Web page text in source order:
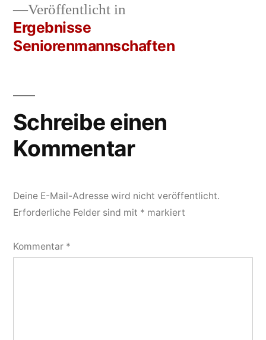
Beitrags-
Veröffentlicht in
Ergebnisse
Seniorenmannschaften
Schreibe einen
Kommentar
Deine E-Mail-Adresse wird nicht veröffentlicht.
Erforderliche Felder sind mit * markiert
Kommentar *